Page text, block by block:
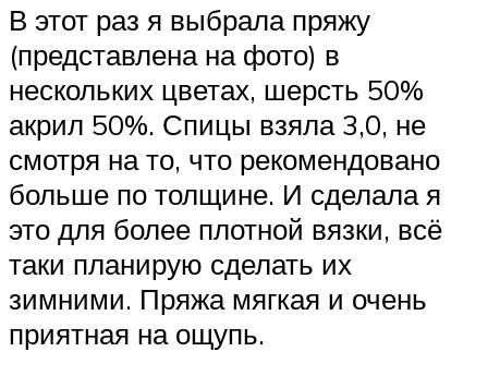
В этот раз я выбрала пряжу
(представлена на фото) в
нескольких цветах, шерсть 50%
акрил 50%. Спицы взяла 3,0, не
смотря на то, что рекомендовано
больше по толщине. И сделала я
это для более плотной вязки, всё
таки планирую сделать их
зимними. Пряжа мягкая и очень
приятная на ощупь.